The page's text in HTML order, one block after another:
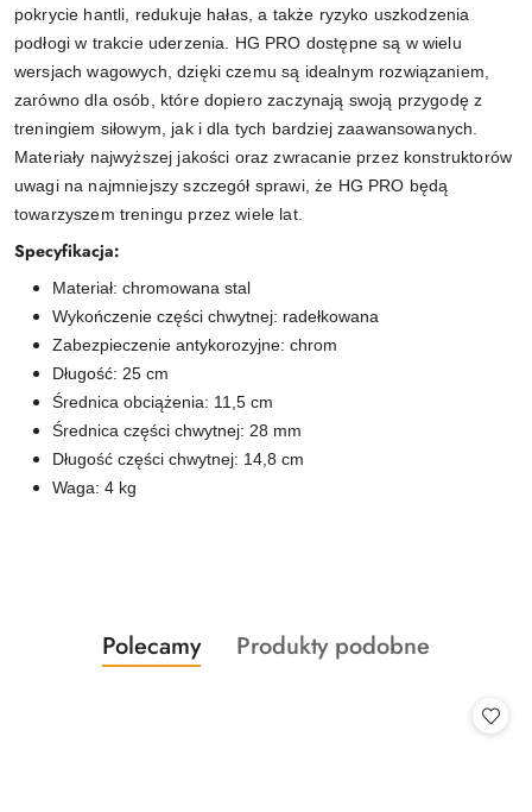
pokrycie hantli, redukuje hałas, a także ryzyko uszkodzenia
podłogi w trakcie uderzenia. HG PRO dostępne są w wielu
wersjach wagowych, dzięki czemu są idealnym rozwiązaniem,
zarówno dla osób, które dopiero zaczynają swoją przygodę z
treningiem siłowym, jak i dla tych bardziej zaawansowanych.
Materiały najwyższej jakości oraz zwracanie przez konstruktorów
uwagi na najmniejszy szczegół sprawi, że HG PRO będą
towarzyszem treningu przez wiele lat.
Specyfikacja:
Materiał: chromowana stal
Wykończenie części chwytnej: radełkowana
Zabezpieczenie antykorozyjne: chrom
Długość: 25 cm
Średnica obciążenia: 11,5 cm
Średnica części chwytnej: 28 mm
Długość części chwytnej: 14,8 cm
Waga: 4 kg
Pomiń karuzelę produktów
Produkty
o
Polecamy
Produkty
Produkty podobne